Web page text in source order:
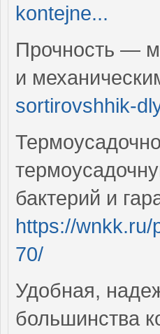
kontejne...
Прочность —
и
sortirovshhik-
бактерий и
https://
70/
Удобная,
большинства